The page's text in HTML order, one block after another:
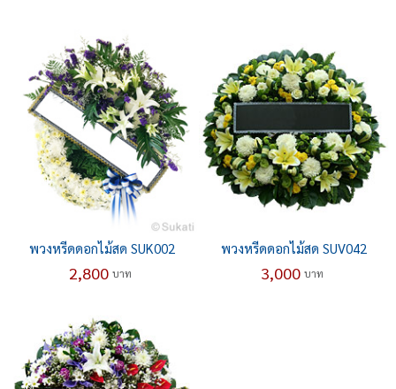
พวงหรีดดอกไม้สด SUK002
2,800 บาท
พวงหรีดดอกไม้สด SUV042
3,000 บาท